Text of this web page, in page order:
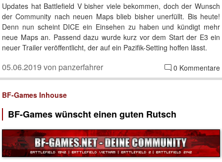
Updates hat Battlefield V bisher viele bekommen, doch der Wunsch
der Community nach neuen Maps blieb bisher unerfüllt. Bis heute!
Denn nun scheint DICE ein Einsehen zu haben und kündigt mehr
neue Maps an. Passend dazu wurde kurz vor dem Start der E3 ein
neuer Trailer veröffentlicht, der auf ein Pazifik-Setting hoffen lässt.
0 Kommentare
05.06.2019 von panzerfahrer
BF-Games Inhouse
BF-Games wünscht einen guten Rutsch